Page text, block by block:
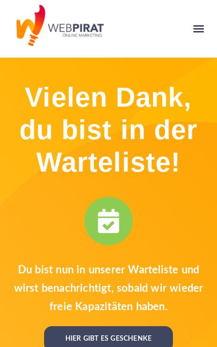
Vielen Dank,
du bist in der
Warteliste!
Du bist nun in unserer Warteliste und
wirst benachrichtigt, sobald wir wieder
freie Kapazitäten haben.
HIER GIBT ES GESCHENKE